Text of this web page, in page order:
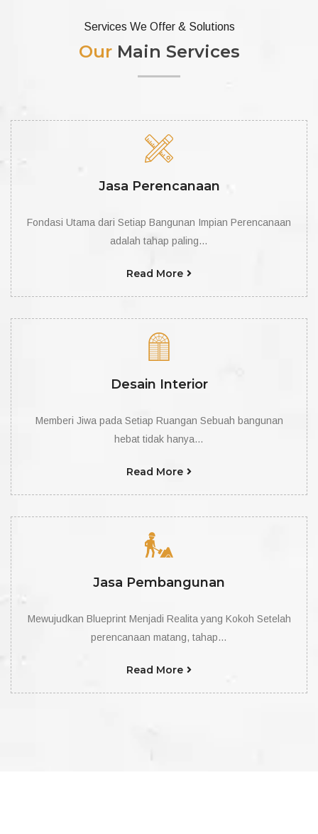
Services We Offer & Solutions
OurMain Services
Jasa Perencanaan
Fondasi Utama dari Setiap Bangunan Impian Perencanaan
adalah tahap paling…
Read More
Desain Interior
Memberi Jiwa pada Setiap Ruangan Sebuah bangunan
hebat tidak hanya…
Read More
Jasa Pembangunan
Mewujudkan Blueprint Menjadi Realita yang Kokoh Setelah
perencanaan matang, tahap…
Read More